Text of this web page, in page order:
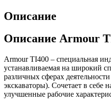
Описание
Описание Armour
Armour TI400 – специальная
устанавливаемая на широкий
различных сферах
экскаваторы). Сочетает в себе
улучшенные рабочие